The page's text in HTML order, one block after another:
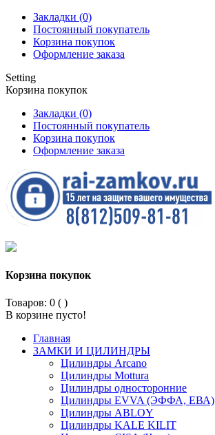
Закладки (0)
Постоянный покупатель
Корзина покупок
Оформление заказа
Setting
Корзина покупок
Закладки (0)
Постоянный покупатель
Корзина покупок
Оформление заказа
Корзина покупок
Товаров: 0 ( )
В корзине пусто!
Главная
ЗАМКИ И ЦИЛИНДРЫ
Цилиндры Arcano
Цилиндры Mottura
Цилиндры односторонние
Цилиндры EVVA (ЭФФА, ЕВА)
Цилиндры ABLOY
Цилиндры KALE KILIT